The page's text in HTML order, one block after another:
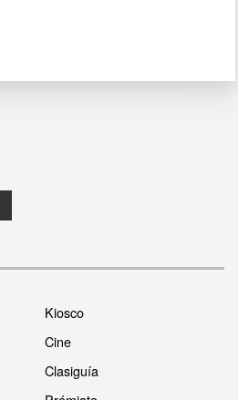
Kiosco
Cine
Clasiguía